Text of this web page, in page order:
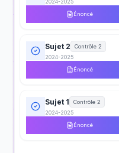
2024-2025
Énoncé
Sujet 2
Contrôle 2
2024-2025
Énoncé
Sujet 1
Contrôle 2
2024-2025
Énoncé